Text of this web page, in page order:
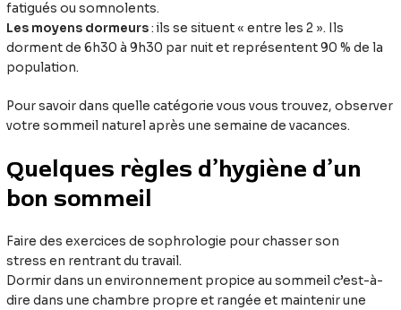
fatigués ou somnolents.
Les moyens dormeurs: ils se situent « entre les 2 ». Ils
dorment de 6h30 à 9h30 par nuit et représentent 90 % de la
population.
Pour savoir dans quelle catégorie vous vous trouvez, observer
votre sommeil naturel après une semaine de vacances.
Quelques règles d’hygiène d’un
bon sommeil
Faire des exercices de sophrologie pour chasser son
stress en rentrant du travail.
Dormir dans un environnement propice au sommeil c’est-à-
dire dans une chambre propre et rangée et maintenir une